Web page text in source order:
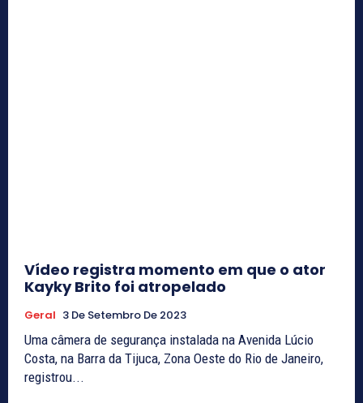
Vídeo registra momento em que o ator
Kayky Brito foi atropelado
Geral 3 De Setembro De 2023
Uma câmera de segurança instalada na Avenida Lúcio
Costa, na Barra da Tijuca, Zona Oeste do Rio de Janeiro,
registrou...